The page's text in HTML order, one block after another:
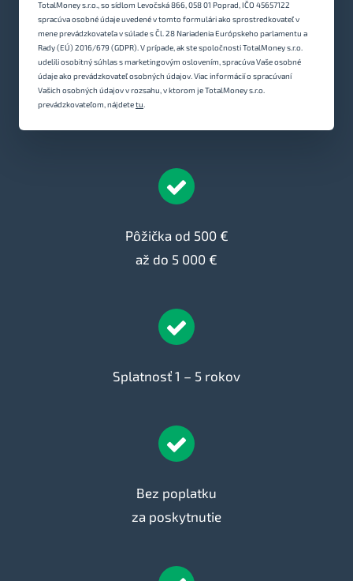
TotalMoney s.r.o., so sídlom Levočská 866, 058 01 Poprad, IČO 45657122
spracúva osobné údaje uvedené v tomto formulári ako sprostredkovateľ v
mene prevádzkovateľa v súlade s Čl. 28 Nariadenia Európskeho parlamentu a
Rady (EÚ) 2016/679 (GDPR). V prípade, ak ste spoločnosti TotalMoney s.r.o.
udelili osobitný súhlas s marketingovým oslovením, spracúva Vaše osobné
údaje ako prevádzkovateľ osobných údajov. Viac informácií o spracúvaní
Vašich osobných údajov v rozsahu, v ktorom je TotalMoney s.r.o.
prevádzkovateľom, nájdetetu
Pôžička od 500 €
až do 5 000 €
Splatnosť 1 – 5 rokov
Bez poplatku
za poskytnutie